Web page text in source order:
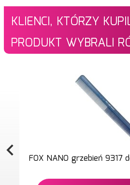
KLIENCI, KTÓRZY
PRODUKT WYBRALI
FOX NANO grzebień 9317